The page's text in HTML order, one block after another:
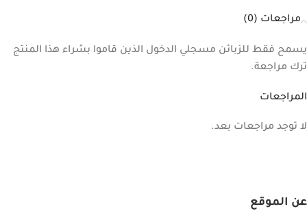
مراجعات (0)
المراجعات
لا توجد مراجعات بعد.
يسمح فقط للزبائن مسجلي الدخول الذين قاموا بشراء هذا المنتج
ترك مراجعة.
عن الموقع